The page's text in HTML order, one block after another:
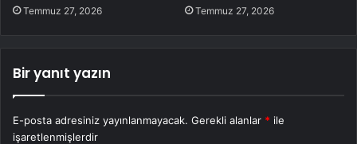
Temmuz 27, 2026 Temmuz 27, 2026
Bir yanıt yazın
E-posta adresiniz yayınlanmayacak. Gerekli alanlar * ile
işaretlenmişlerdir